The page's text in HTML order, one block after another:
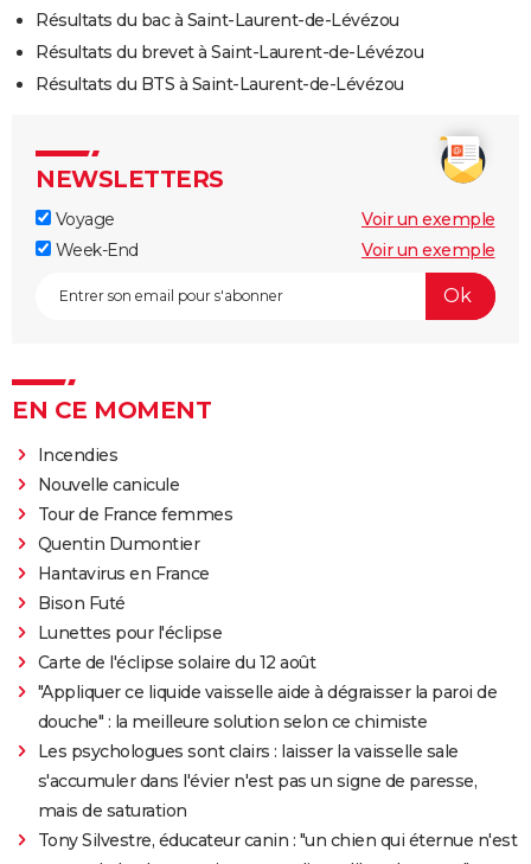
Résultats du bac à Saint-Laurent-de-Lévézou
Résultats du brevet à Saint-Laurent-de-Lévézou
Résultats du BTS à Saint-Laurent-de-Lévézou
NEWSLETTERS
Voyage
Voir un exemple
Week-End
Voir un exemple
EN CE MOMENT
Incendies
Nouvelle canicule
Tour de France femmes
Quentin Dumontier
Hantavirus en France
Bison Futé
Lunettes pour l'éclipse
Carte de l'éclipse solaire du 12 août
"Appliquer ce liquide vaisselle aide à dégraisser la paroi de
douche" : la meilleure solution selon ce chimiste
Les psychologues sont clairs : laisser la vaisselle sale
s'accumuler dans l'évier n'est pas un signe de paresse,
mais de saturation
Tony Silvestre, éducateur canin : "un chien qui éternue n'est